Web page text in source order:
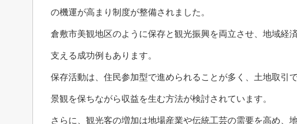
の機運が高まり制度が整備されました。
倉敷市美観地区のように保存と観光振興を両立させ、地域経
支える成功例もあります。
保存活動は、住民参加型で進められることが多く、土地取引
景観を保ちながら収益を生む方法が検討されています。
さらに、観光客の増加は地場産業や伝統工芸の需要を高め、